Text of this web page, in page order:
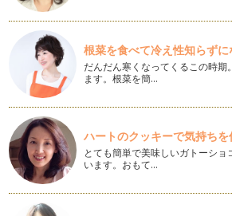
今ブームの塩パンを卵なしで作ろう！
パンにもいろんな流行があります。私が
シナボンのシナモンロールが流行った…
卵なしでも美味しい！カリカリメロンパン
春が近づくとなんとなく食べたくなるパ
メロンパン。小さい時によく食べてい…
季節の変わり目に気を付けたいパン作り
そろそろ暖かい日も増えてきて、ニュー
話題を耳にするようになりました。暖…
パン作りに必要な強力粉の安全性を考え
パン作りをする上で必要な材料、小麦粉
根菜を食べて冷え性知らずに
だんだん寒くなってくるこの時期
ます。根菜を簡…
ハートのクッキーで気持ちを
とても簡単で美味しいガトーシ
います。おもて…